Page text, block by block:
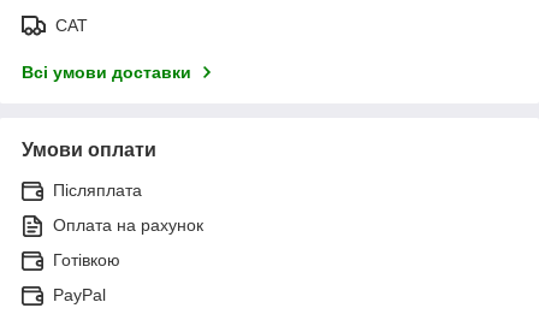
САТ
Всі умови доставки
Умови оплати
Післяплата
Оплата на рахунок
Готівкою
PayPal